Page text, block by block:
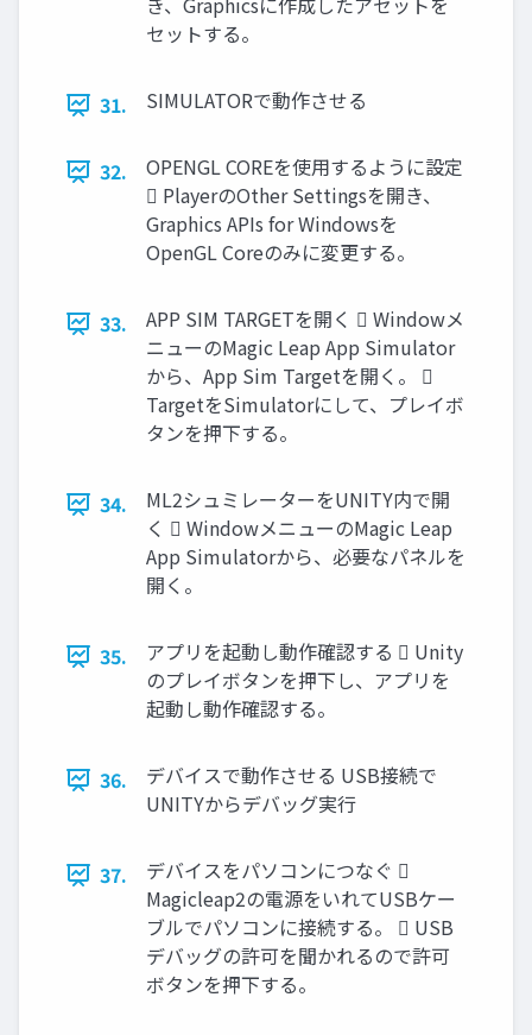
セットする。
31. SIMULATORで動作させる
32.
OPENGL COREを使用するように設定
 PlayerのOther Settingsを開き、
Graphics APIs for Windowsを
OpenGL Coreのみに変更する。
33.
APP SIM TARGETを開く  Windowメ
ニューのMagic Leap App Simulator
から、App Sim Targetを開く。 
TargetをSimulatorにして、プレイボ
タンを押下する。
34.
ML2シュミレーターをUNITY内で開
く  WindowメニューのMagic Leap
App Simulatorから、必要なパネルを
開く。
35.
アプリを起動し動作確認する  Unity
のプレイボタンを押下し、アプリを
起動し動作確認する。
36.
デバイスで動作させる USB接続で
UNITYからデバッグ実行
37.
デバイスをパソコンにつなぐ 
Magicleap2の電源をいれてUSBケー
ブルでパソコンに接続する。  USB
デバッグの許可を聞かれるので許可
ボタンを押下する。